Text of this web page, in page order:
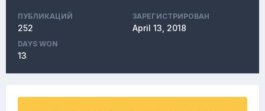
ПУБЛИКАЦИЙ
252
ЗАРЕГИСТРИРОВАН
April 13, 2018
DAYS WON
13